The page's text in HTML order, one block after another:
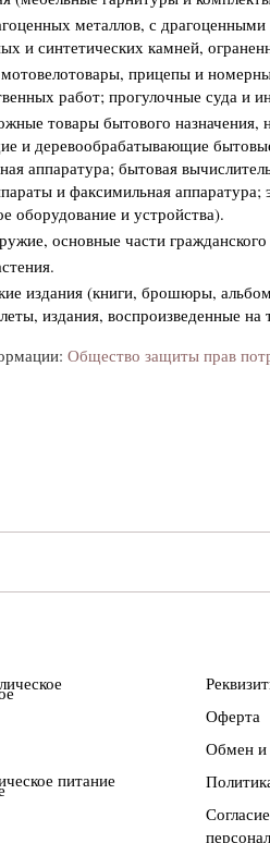
металлов, с
и синтетических камней,
прицепы и
работ; прогулочные суда и
товары бытового
и деревообрабатывающие
аппаратура; бытовая
и факсимильная
оборудование и устройства).
основные части
издания (книги, брошюры,
издания, воспроизведенные
Общество защиты прав
питание
Оферта
Обмен и